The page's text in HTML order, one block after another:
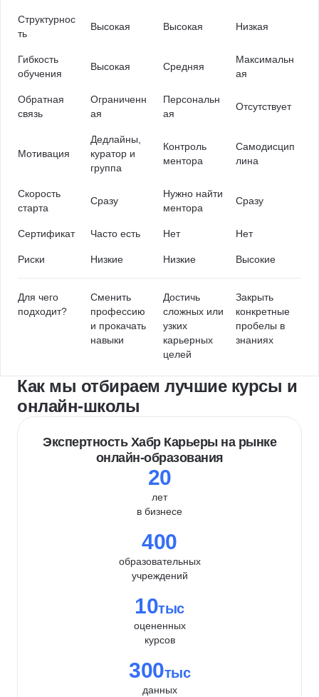
Структурнос
ть
Высокая Высокая Низкая
Гибкость
обучения
Высокая Средняя
Максимальн
ая
Обратная
связь
Ограниченн
ая
Персональн
ая
Отсутствует
Мотивация
Дедлайны,
куратор и
группа
Контроль
ментора
Самодисцип
лина
Скорость
старта
Сразу
Нужно найти
ментора
Сразу
Сертификат Часто есть Нет Нет
Риски Низкие Низкие Высокие
Для чего
подходит?
Сменить
профессию
и прокачать
навыки
Достичь
сложных или
узких
карьерных
целей
Закрыть
конкретные
пробелы в
знаниях
Как мы отбираем лучшие курсы и
онлайн-школы
Экспертность Хабр Карьеры на рынке
онлайн-образования
20
лет
в бизнесе
400
образовательных
учреждений
10тыс
оцененных
курсов
300тыс
данных